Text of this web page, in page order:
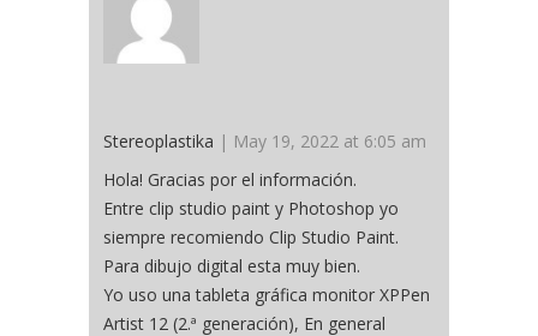
Stereoplastika | May 19, 2022 at 6:05 am
Hola! Gracias por el información.
Entre clip studio paint y Photoshop yo
siempre recomiendo Clip Studio Paint.
Para dibujo digital esta muy bien.
Yo uso una tableta gráfica monitor XPPen
Artist 12 (2.ª generación), En general